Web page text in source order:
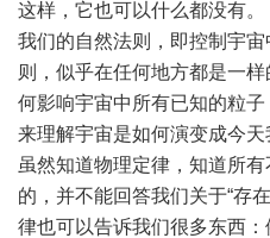
这样，它也可以什么都没有。
我们的自然法则，即控制宇
则，似乎在任何地方都是一
何影响宇宙中所有已知的粒
来理解宇宙是如何演变成今天
虽然知道物理定律，知道所
的，并不能回答我们关于“存
律也可以告诉我们很多东西